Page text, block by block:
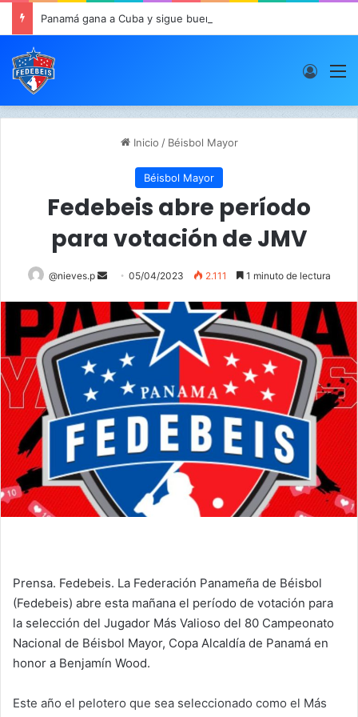
Panamá gana a Cuba y sigue buen paso en JCDC
Inicio / Béisbol Mayor
Béisbol Mayor
Fedebeis abre período
para votación de JMV
@nieves.p
S
d
n
m
a
i
l
05/04/2023 2.111 1 minuto de lectura
Prensa. Fedebeis. La Federación Panameña de Béisbol
(Fedebeis) abre esta mañana el período de votación para
la selección del Jugador Más Valioso del 80 Campeonato
Nacional de Béisbol Mayor, Copa Alcaldía de Panamá en
honor a Benjamín Wood.
Este año el pelotero que sea seleccionado como el Más